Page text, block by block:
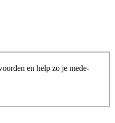
en help zo je mede-